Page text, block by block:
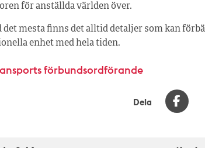
för anställda världen över.
det mesta finns det alltid detaljer som kan
enhet med hela tiden.
förbundsordförande
Dela